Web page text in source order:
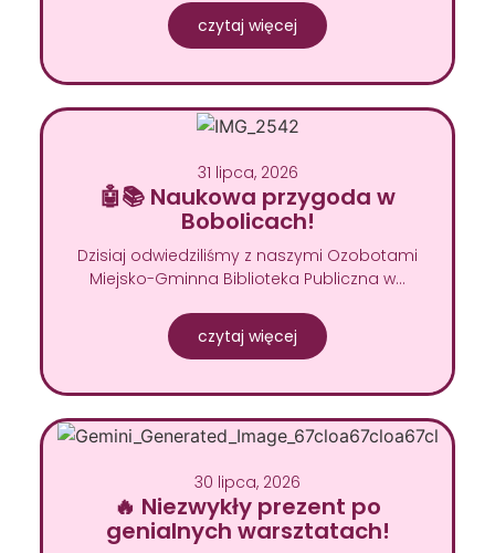
czytaj więcej
31 lipca, 2026
🤖📚 Naukowa przygoda w
Bobolicach!
Dzisiaj odwiedziliśmy z naszymi Ozobotami
Miejsko-Gminna Biblioteka Publiczna w…
czytaj więcej
30 lipca, 2026
🔥 Niezwykły prezent po
genialnych warsztatach!